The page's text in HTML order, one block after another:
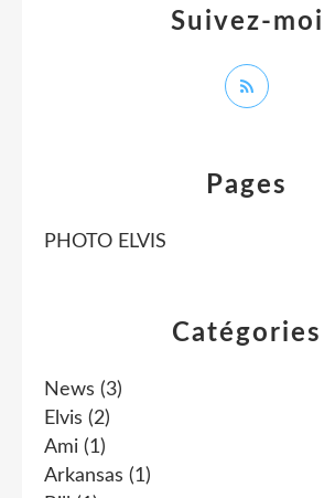
Catégories
News (3)
Elvis (2)
Ami (1)
Arkansas (1)
Pages
PHOTO ELVIS
Suivez-moi